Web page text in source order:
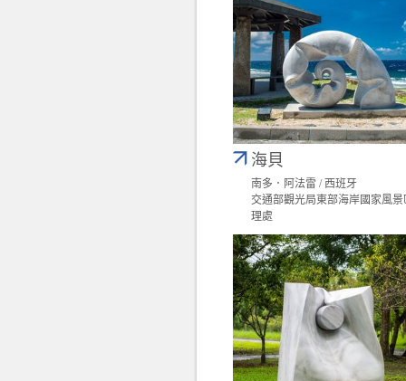
海貝
南多．阿法雷 / 西班牙
交通部觀光局東部海岸國家風景
理處